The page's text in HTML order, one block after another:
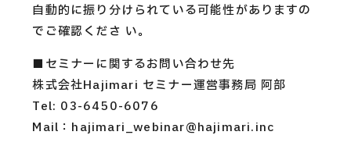
自動的に振り分けられている可能性がありますの
でご確認くださ い。
■セミナーに関するお問い合わせ先
株式会社Hajimari セミナー運営事務局 阿部
Tel: 03-6450-6076
Mail：hajimari_webinar@hajimari.inc